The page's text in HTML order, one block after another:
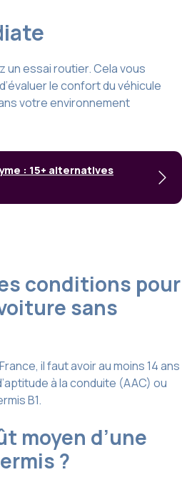
essai routier. Cela vous
le confort du véhicule
votre environnement
: 15+ alternatives
conditions pour
sans
il faut avoir au moins 14 ans
à la conduite (AAC) ou
B1.
moyen d’une
?